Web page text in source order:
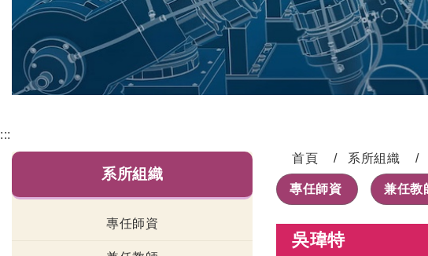
:::
系所組織
專任師資
首頁 系所組織
專任師資 兼任教
吳瑋特